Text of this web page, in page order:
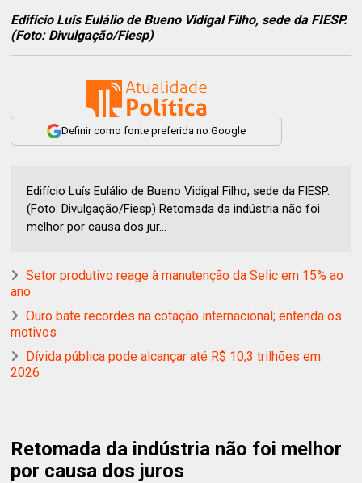
Edifício Luís Eulálio de Bueno Vidigal Filho, sede da FIESP.
(Foto: Divulgação/Fiesp)
Definir como fonte preferida no Google
Edifício Luís Eulálio de Bueno Vidigal Filho, sede da FIESP.
(Foto: Divulgação/Fiesp) Retomada da indústria não foi
melhor por causa dos jur...
Setor produtivo reage à manutenção da Selic em 15% ao
ano
Ouro bate recordes na cotação internacional; entenda os
motivos
Dívida pública pode alcançar até R$ 10,3 trilhões em
2026
Retomada da indústria não foi melhor
por causa dos juros